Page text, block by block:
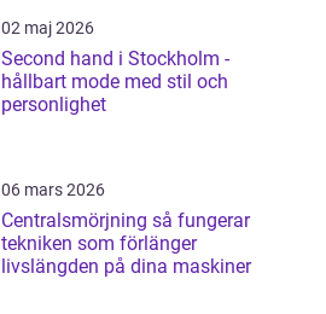
02 maj 2026
Second hand i Stockholm -
hållbart mode med stil och
personlighet
06 mars 2026
Centralsmörjning så fungerar
tekniken som förlänger
livslängden på dina maskiner